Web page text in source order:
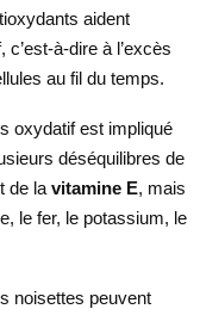
aident
à-dire à l’excès
au fil du temps.
oxydatif est impliqué
déséquilibres de
de la vitamine E, mais
le fer, le potassium, le
noisettes peuvent